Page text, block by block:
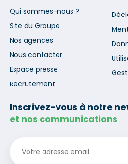
Qui sommes-nous ?
Site du Groupe
Nos agences
Nous contacter
Espace presse
Recrutement
Inscrivez-vous à notre
et nos communications